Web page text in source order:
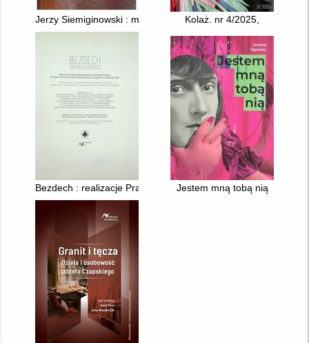
Jerzy Siemiginowski : mistrz baroku na dworze Jana III
Kolaż. nr 4/2025,
Bezdech : realizacje Pracowni Narracji Fotograficznej
Jestem mną tobą nią